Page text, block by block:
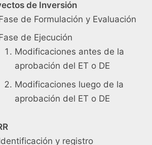
de Inversión
de Formulación y Evaluación
de Ejecución
Modificaciones antes de la
aprobación del ET o DE
Modificaciones luego de la
aprobación del ET o DE
y registro